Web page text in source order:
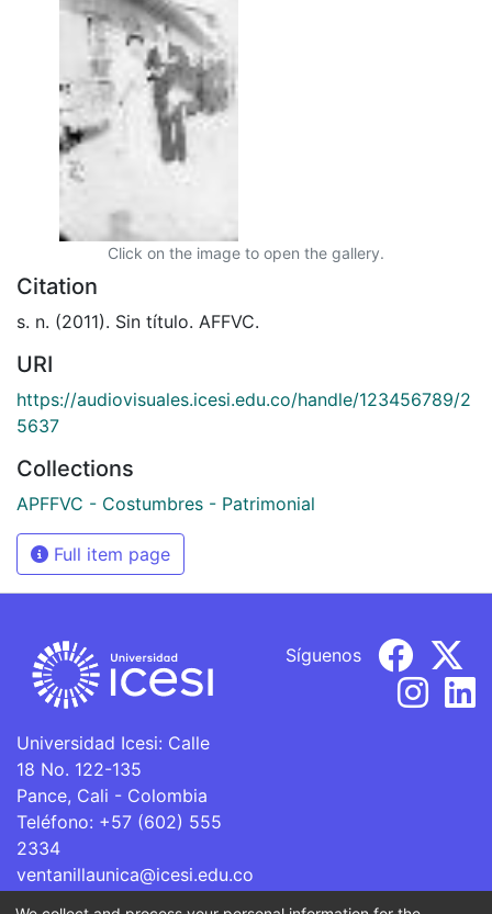
Click on the image to open the gallery.
Citation
s. n. (2011). Sin título. AFFVC.
URI
https://audiovisuales.icesi.edu.co/handle/123456789/2
5637
Collections
APFFVC - Costumbres - Patrimonial
Full item page
Universidad Icesi: Calle
18 No. 122-135
Pance, Cali - Colombia
Teléfono: +57 (602) 555
2334
ventanillaunica@icesi.edu.co
Síguenos